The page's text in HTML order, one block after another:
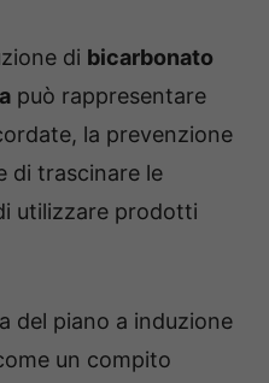
di bicarbonato
può rappresentare
la prevenzione
di trascinare le
utilizzare prodotti
del piano a induzione
un compito